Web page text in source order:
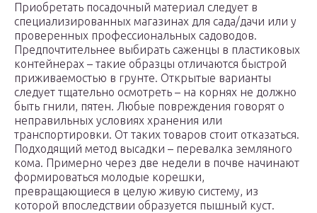
Приобретать посадочный материал следует в
специализированных магазинах для сада/дачи или у
проверенных профессиональных садоводов.
Предпочтительнее выбирать саженцы в пластиковых
контейнерах – такие образцы отличаются быстрой
приживаемостью в грунте. Открытые варианты
следует тщательно осмотреть – на корнях не должно
быть гнили, пятен. Любые повреждения говорят о
неправильных условиях хранения или
транспортировки. От таких товаров стоит отказаться.
Подходящий метод высадки – перевалка земляного
кома. Примерно через две недели в почве начинают
формироваться молодые корешки,
превращающиеся в целую живую систему, из
которой впоследствии образуется пышный куст.